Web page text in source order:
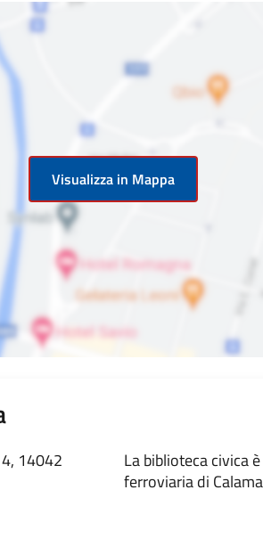
Visualizza in Mappa
14042
La biblioteca civica
ferroviaria di